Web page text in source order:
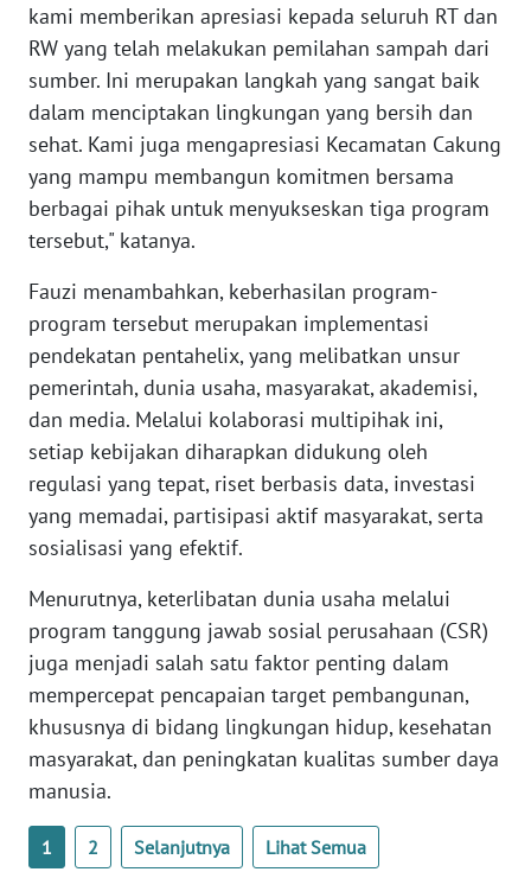
kami memberikan apresiasi kepada seluruh RT dan
RW yang telah melakukan pemilahan sampah dari
sumber. Ini merupakan langkah yang sangat baik
dalam menciptakan lingkungan yang bersih dan
sehat. Kami juga mengapresiasi Kecamatan Cakung
yang mampu membangun komitmen bersama
berbagai pihak untuk menyukseskan tiga program
tersebut," katanya.
Fauzi menambahkan, keberhasilan program-
program tersebut merupakan implementasi
pendekatan pentahelix, yang melibatkan unsur
pemerintah, dunia usaha, masyarakat, akademisi,
dan media. Melalui kolaborasi multipihak ini,
setiap kebijakan diharapkan didukung oleh
regulasi yang tepat, riset berbasis data, investasi
yang memadai, partisipasi aktif masyarakat, serta
sosialisasi yang efektif.
Menurutnya, keterlibatan dunia usaha melalui
program tanggung jawab sosial perusahaan (CSR)
juga menjadi salah satu faktor penting dalam
mempercepat pencapaian target pembangunan,
khususnya di bidang lingkungan hidup, kesehatan
masyarakat, dan peningkatan kualitas sumber daya
manusia.
1 2 Selanjutnya Lihat Semua
WN
SULTRA
WN
NTB
SULTENG
WN
BABEL
WN
SUMBAR
WN
WN
BENGKULU
WN
LAMPUNG
JATENG